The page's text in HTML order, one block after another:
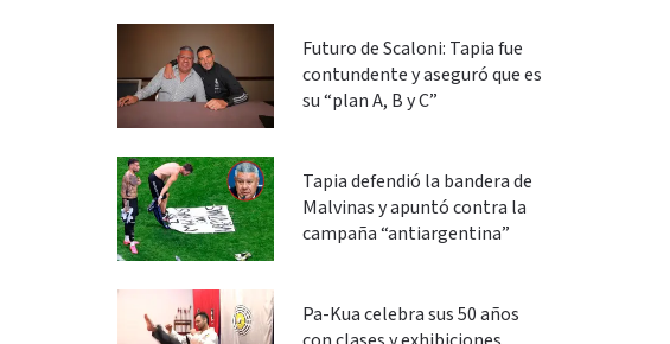
Futuro de Scaloni: Tapia fue
contundente y aseguró que es
su “plan A, B y C”
Tapia defendió la bandera de
Malvinas y apuntó contra la
campaña “antiargentina”
Pa-Kua celebra sus 50 años